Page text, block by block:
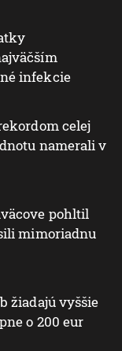
infekcie
celej
namerali v
pohltil
mimoriadnu
žiadajú vyššie
o 200 eur